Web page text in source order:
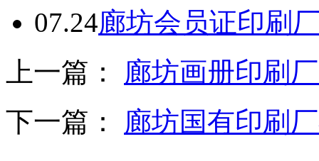
07.24廊坊会员证印刷
上一篇： 廊坊画册印刷
下一篇： 廊坊国有印刷